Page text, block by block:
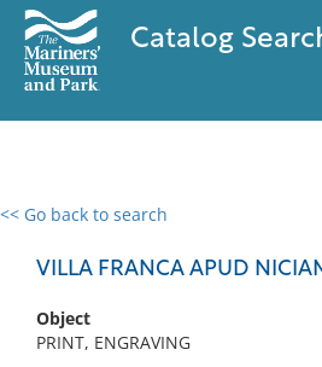
Catalog
<< Go back to search
VILLA FRANCA APUD
Object
PRINT, ENGRAVING
0 results